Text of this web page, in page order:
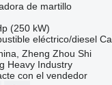
de martillo
(250 kW)
eléctrico/diesel
Zheng Zhou Shi
Heavy Industry
con el vendedor